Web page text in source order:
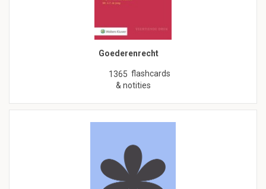
Goederenrecht
1365 flashcards
& notities